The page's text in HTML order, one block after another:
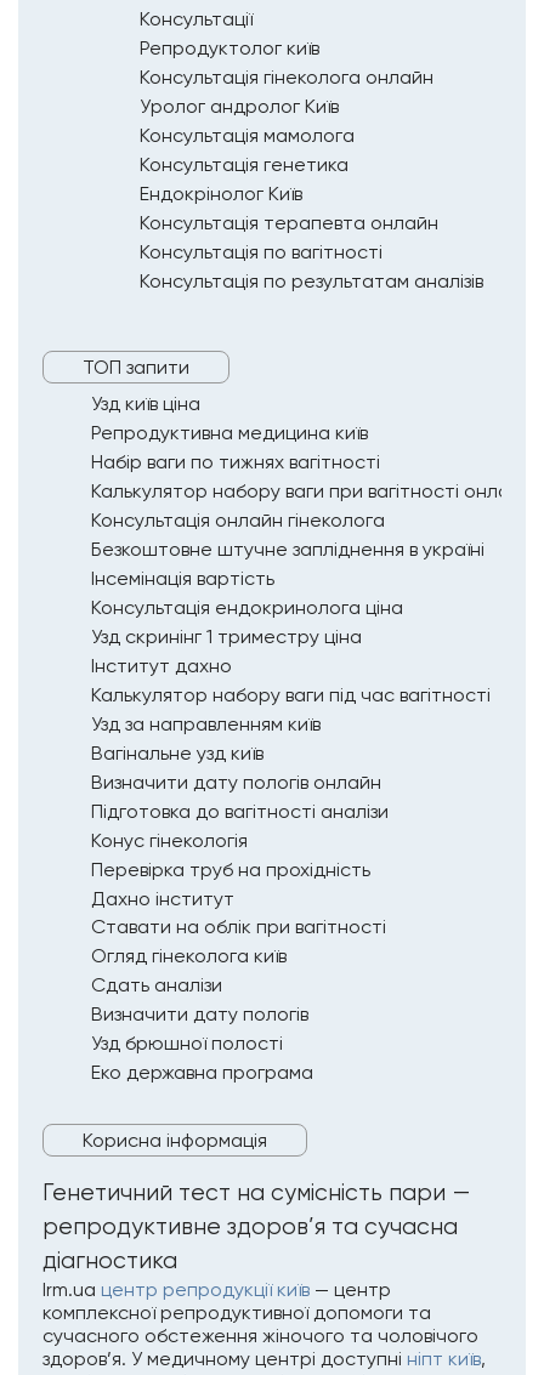
Консультації
Репродуктолог київ
Консультація гінеколога онлайн
Уролог андролог Київ
Консультація мамолога
Консультація генетика
Ендокрінолог Київ
Консультація терапевта онлайн
Консультація по вагітності
Консультація по результатам аналізів
ТОП запити
Узд київ ціна
Репродуктивна медицина київ
Набір ваги по тижнях вагітності
Калькулятор набору ваги при вагітності онлайн
Консультація онлайн гінеколога
Безкоштовне штучне запліднення в україні
Інсемінація вартість
Консультація ендокринолога ціна
Узд скринінг 1 триместру ціна
Інститут дахно
Калькулятор набору ваги під час вагітності
Узд за направленням київ
Вагінальне узд київ
Визначити дату пологів онлайн
Підготовка до вагітності аналізи
Конус гінекологія
Перевірка труб на прохідність
Дахно інститут
Ставати на облік при вагітності
Огляд гінеколога київ
Сдать аналізи
Визначити дату пологів
Узд брюшної полості
Еко державна програма
Корисна інформація
Генетичний тест на сумісність пари —
репродуктивне здоров’я та сучасна
діагностика
Irm.ua центр репродукції київ — центр
комплексної репродуктивної допомоги та
сучасного обстеження жіночого та чоловічого
здоров’я. У медичному центрі доступні ніпт київ,